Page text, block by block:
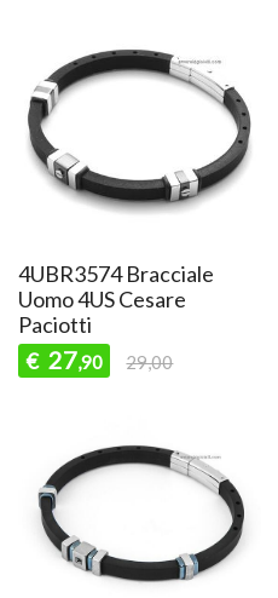
4UBR3574 Bracciale
Uomo 4US Cesare
Paciotti
€ 27,90 29,00